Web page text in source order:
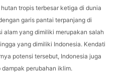
tropis terbesar ketiga di dunia
garis pantai terpanjang di
alam yang dimiliki merupakan salah
yang dimiliki Indonesia. Kendati
potensi tersebut, Indonesia juga
perubahan iklim.